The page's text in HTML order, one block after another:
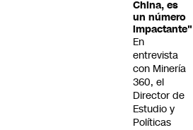
China, es
un número
impactante"
En
entrevista
con Minería
360, el
Director de
Estudio y
Políticas